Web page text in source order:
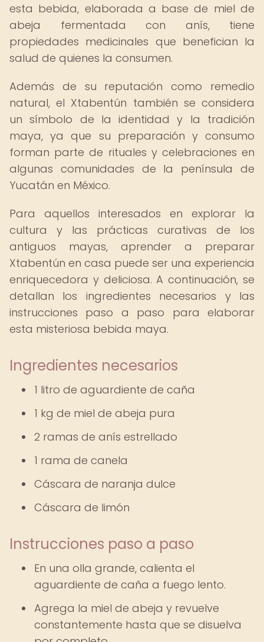
esta bebida, elaborada a base de miel de
abeja fermentada con anís, tiene
propiedades medicinales que benefician la
salud de quienes la consumen.
Además de su reputación como remedio
natural, el Xtabentún también se considera
un símbolo de la identidad y la tradición
maya, ya que su preparación y consumo
forman parte de rituales y celebraciones en
algunas comunidades de la península de
Yucatán en México.
Para aquellos interesados en explorar la
cultura y las prácticas curativas de los
antiguos mayas, aprender a preparar
Xtabentún en casa puede ser una experiencia
enriquecedora y deliciosa. A continuación, se
detallan los ingredientes necesarios y las
instrucciones paso a paso para elaborar
esta misteriosa bebida maya.
Ingredientes necesarios
1 litro de aguardiente de caña
1 kg de miel de abeja pura
2 ramas de anís estrellado
1 rama de canela
Cáscara de naranja dulce
Cáscara de limón
Instrucciones paso a paso
En una olla grande, calienta el
aguardiente de caña a fuego lento.
Agrega la miel de abeja y revuelve
constantemente hasta que se disuelva